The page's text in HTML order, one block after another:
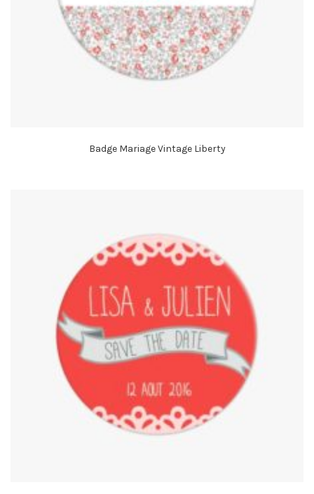
Badge Mariage Vintage Liberty